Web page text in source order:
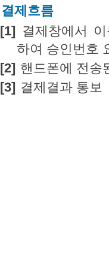
결제흐름
[1] 결제창에서
하여 승인번호
[2] 핸드폰에 전송
[3] 결제결과 통보